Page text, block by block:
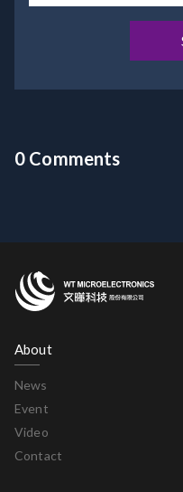
0 Comments
About
News
Event
Video
Contact